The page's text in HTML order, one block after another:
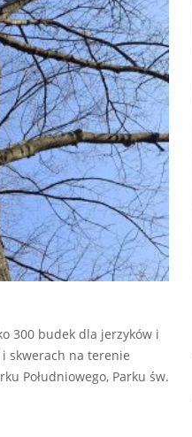
300 budek dla jerzyków i
skwerach na terenie
Południowego, Parku św.